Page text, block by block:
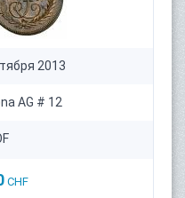
2013
AG # 12
CHF